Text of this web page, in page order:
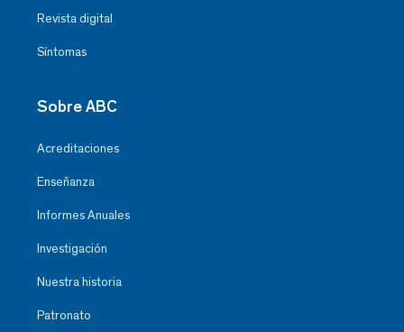
Revista digital
Síntomas
Sobre ABC
Acreditaciones
Enseñanza
Informes Anuales
Investigación
Nuestra historia
Patronato